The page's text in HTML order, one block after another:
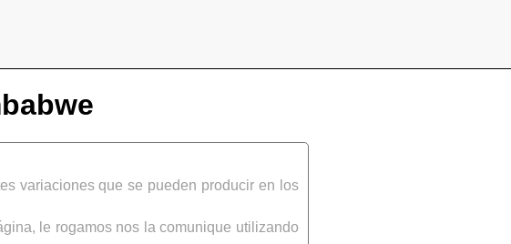
variaciones que se pueden producir en los
le rogamos nos la comunique utilizando